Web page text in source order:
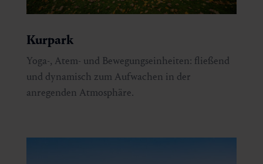
Kurpark
Yoga-, Atem- und Bewegungseinheiten: fließend
und dynamisch zum Aufwachen in der
anregenden Atmosphäre.